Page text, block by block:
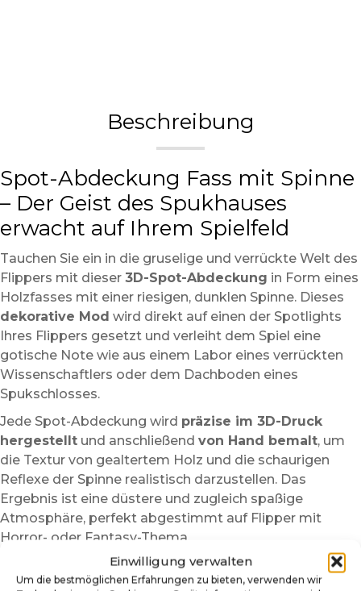
Einwilligung verwalten
Um die bestmöglichen Erfahrungen zu bieten, verwenden wir
Beschreibung
Spot-Abdeckung Fass mit Spinne
– Der Geist des Spukhauses
erwacht auf Ihrem Spielfeld
Tauchen Sie ein in die gruselige und verrückte Welt des
Flippers mit dieser 3D-Spot-Abdeckung in Form eines
Holzfasses mit einer riesigen, dunklen Spinne. Dieses
dekorative Mod wird direkt auf einen der Spotlights
Ihres Flippers gesetzt und verleiht dem Spiel eine
gotische Note wie aus einem Labor eines verrückten
Wissenschaftlers oder dem Dachboden eines
Spukschlosses.
Jede Spot-Abdeckung wird präzise im 3D-Druck
hergestellt und anschließend von Hand bemalt, um
die Textur von gealtertem Holz und die schaurigen
Reflexe der Spinne realistisch darzustellen. Das
Ergebnis ist eine düstere und zugleich spaßige
Atmosphäre, perfekt abgestimmt auf Flipper mit
Horror- oder Fantasy-Thema.
Modding-Fansentworfen, fügt sich diese
Abdeckung nahtlos ins Spielfeld ein, ohne Sicht oder